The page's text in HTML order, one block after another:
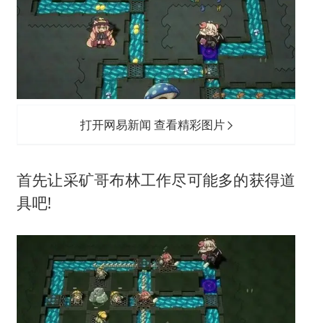
打开网易新闻 查看精彩图片
首先让采矿哥布林工作尽可能多的获得道
具吧!